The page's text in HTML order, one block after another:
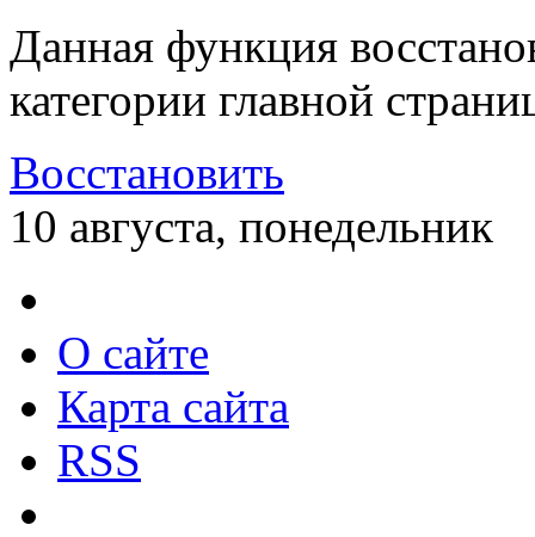
Данная функция
категории главной
Восстановить
10 августа, понедельник
О сайте
Карта сайта
RSS